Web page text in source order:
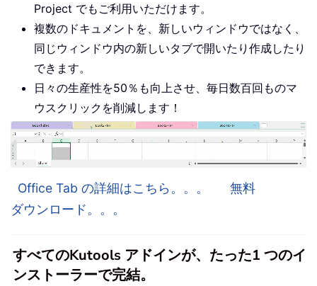
Project でもご利用いただけます。
複数のドキュメントを、新しいウィンドウではなく、
同じウィンドウ内の新しいタブで開いたり作成したり
できます。
日々の生産性を50％も向上させ、毎日数百回ものマ
ウスクリックを削減します！
Office Tab の詳細はこちら。。。
無料
ダウンロード。。。
すべてのKutools アドインが、たった1 つのイ
ンストーラーで完結。